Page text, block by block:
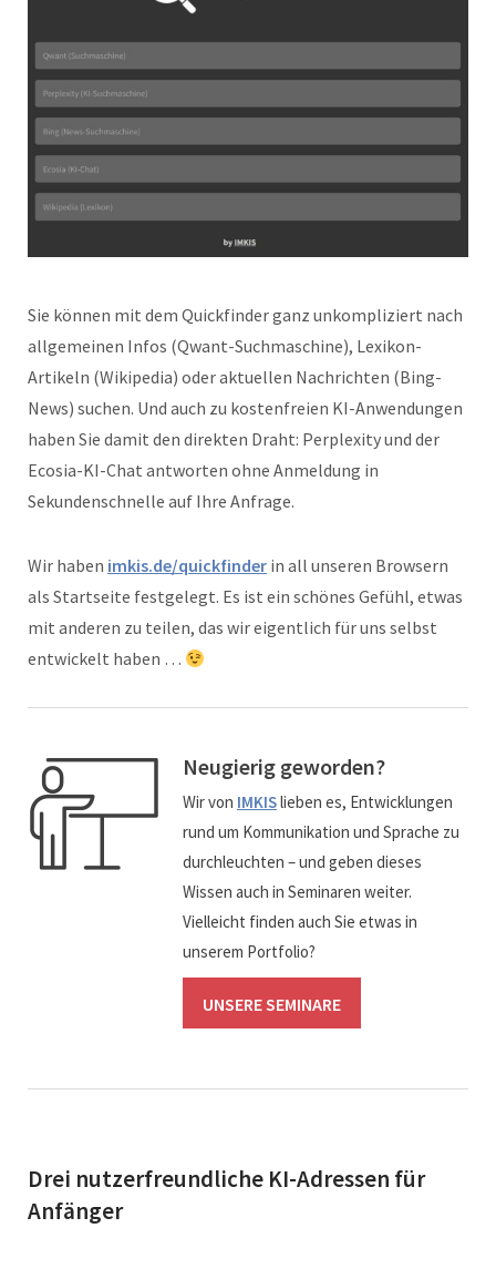
Sie können mit dem Quickfinder ganz unkompliziert nach
allgemeinen Infos (Qwant-Suchmaschine), Lexikon-
Artikeln (Wikipedia) oder aktuellen Nachrichten (Bing-
News) suchen. Und auch zu kostenfreien KI-Anwendungen
haben Sie damit den direkten Draht: Perplexity und der
Ecosia-KI-Chat antworten ohne Anmeldung in
Sekundenschnelle auf Ihre Anfrage.
Wir haben imkis.de/quickfinder in all unseren Browsern
als Startseite festgelegt. Es ist ein schönes Gefühl, etwas
mit anderen zu teilen, das wir eigentlich für uns selbst
entwickelt haben …
Neugierig geworden?
Wir von IMKISlieben es, Entwicklungen
rund um Kommunikation und Sprache zu
durchleuchten – und geben dieses
Wissen auch in Seminaren weiter.
Vielleicht finden auch Sie etwas in
unserem Portfolio?
UNSERE SEMINARE
Drei nutzerfreundliche KI-Adressen für
Anfänger